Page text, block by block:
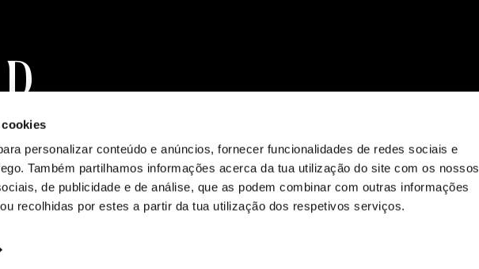
personalizar conteúdo e anúncios, fornecer funcionalidades de redes sociais e
Também partilhamos informações acerca da tua utilização do site com os nossos
de publicidade e de análise, que as podem combinar com outras informações
recolhidas por estes a partir da tua utilização dos respetivos serviços.
R